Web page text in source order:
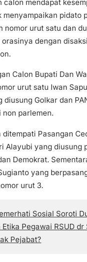
calon mendapat
menyampaikan pidato
nomor urut satu dan
dengan
Calon Bupati Dan
urut satu Iwan
diusung Golkar dan
parlemen.
ditempati Pasangan
Alayubi yang diusung
Demokrat.
yang
urut 3.
Sosial Soroti
Pegawai RSUD dr
Pejabat?